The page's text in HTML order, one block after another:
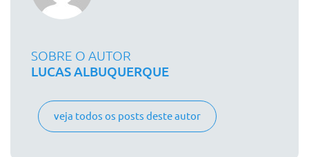
SOBRE O AUTOR
LUCAS ALBUQUERQUE
veja todos os posts deste autor